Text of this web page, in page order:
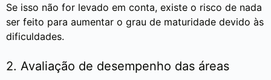
Se isso não for levado em conta, existe o risco de nada
ser feito para aumentar o grau de maturidade devido às
dificuldades.
2. Avaliação de desempenho das áreas